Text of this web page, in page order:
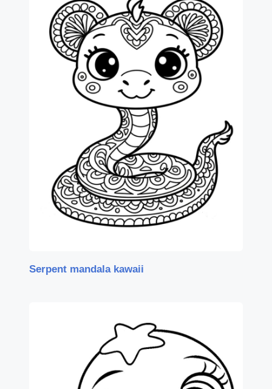
Serpent mandala kawaii